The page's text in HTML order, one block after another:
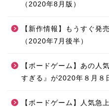
（2020年8月版）
【新作情報】もうすぐ発
（2020年7月後半）
【ボードゲーム】あの人
すぎる』が2020年８月８
【ボードゲーム】人気急